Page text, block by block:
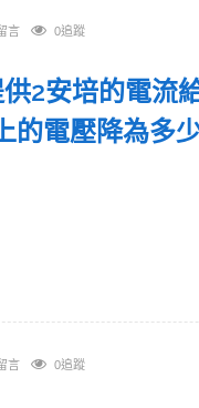
言 0追蹤
2安培的電流
的電壓降為多
言 0追蹤